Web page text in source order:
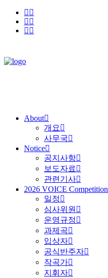
About
개요
사무국
Notice
공지사항
보도자료
관련기사
2026 VOICE Competition
일정
심사위원
운영규정
과제곡
입상자
공식반주자
작곡가
지휘자